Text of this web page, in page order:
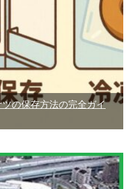
の保存方法の完全ガイ